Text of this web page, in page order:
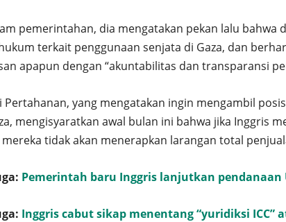
pemerintahan, dia mengatakan pekan lalu bahwa
terkait penggunaan senjata di Gaza, dan
apapun dengan “akuntabilitas dan transparansi
Pertahanan, yang mengatakan ingin mengambil
mengisyaratkan awal bulan ini bahwa jika Inggris
tidak akan menerapkan larangan total
Pemerintah baru Inggris lanjutkan pendanaan
Inggris cabut sikap menentang “yuridiksi ICC”